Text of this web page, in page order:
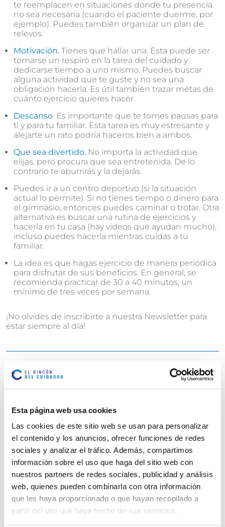
Esta página web usa cookies
Las cookies de este sitio web se usan para personalizar
el contenido y los anuncios, ofrecer funciones de redes
sociales y analizar el tráfico. Además, compartimos
información sobre el uso que haga del sitio web con
nuestros partners de redes sociales, publicidad y análisis
web, quienes pueden combinarla con otra información
que les haya proporcionado o que hayan recopilado a
partir del uso que haya hecho de sus servicios.
te reemplacen en situaciones donde tu presencia
no sea necesaria (cuando el paciente duerme, por
ejemplo). Puedes también organizar un plan de
relevos.
Motivación. Tienes que hallar una. Ésta puede ser
tomarse un respiro en la tarea del cuidado y
dedicarse tiempo a uno mismo. Puedes buscar
alguna actividad que te guste y no sea una
obligación hacerla. Es útil también trazar metas de
cuánto ejercicio quieres hacer.
Descanso. Es importante que te tomes pausas para
ti y para tu familiar. Esta tarea es muy estresante y
alejarte un rato podría haceros bien a ambos.
Que sea divertido. No importa la actividad que
elijas, pero procura que sea entretenida. De lo
contrario te aburrirás y la dejarás.
Puedes ir a un centro deportivo (si la situación
actual lo permite). Si no tienes tiempo o dinero para
el gimnasio, entonces puedes caminar o trotar. Otra
alternativa es buscar una rutina de ejercicios y
hacerla en tu casa (hay videos que ayudan mucho),
incluso puedes hacerla mientras cuidas a tu
familiar.
La idea es que hagas ejercicio de manera periódica
para disfrutar de sus beneficios. En general, se
recomienda practicar de 30 a 40 minutos, un
mínimo de tres veces por semana.
¡No olvides de inscribirte a nuestra Newsletter para
estar siempre al día!
ARTÍCULOS
RELACIONADOS